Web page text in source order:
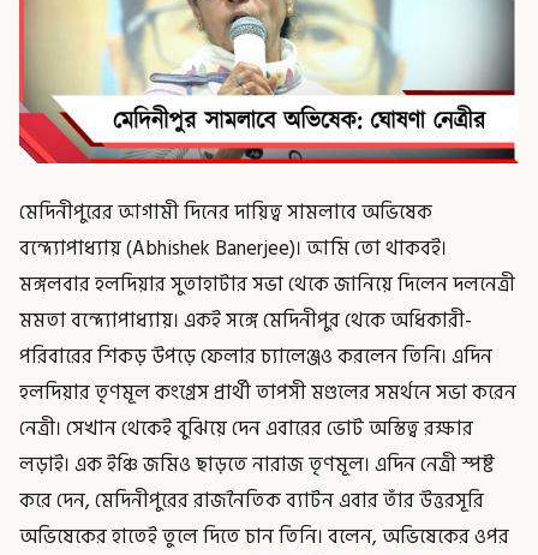
মেদিনীপুরের আগামী দিনের দায়িত্ব সামলাবে অভিষেক
বন্দ্যোপাধ্যায় (Abhishek Banerjee)। আমি তো থাকবই।
মঙ্গলবার হলদিয়ার সুতাহাটার সভা থেকে জানিয়ে দিলেন দলনেত্রী
মমতা বন্দ্যোপাধ্যায়। একই সঙ্গে মেদিনীপুর থেকে অধিকারী-
পরিবারের শিকড় উপড়ে ফেলার চ্যালেঞ্জও করলেন তিনি। এদিন
হলদিয়ার তৃণমূল কংগ্রেস প্রার্থী তাপসী মণ্ডলের সমর্থনে সভা করেন
নেত্রী। সেখান থেকেই বুঝিয়ে দেন এবারের ভোট অস্তিত্ব রক্ষার
লড়াই। এক ইঞ্চি জমিও ছাড়তে নারাজ তৃণমূল। এদিন নেত্রী স্পষ্ট
করে দেন, মেদিনীপুরের রাজনৈতিক ব্যাটন এবার তাঁর উত্তরসূরি
অভিষেকের হাতেই তুলে দিতে চান তিনি। বলেন, অভিষেকের ওপর